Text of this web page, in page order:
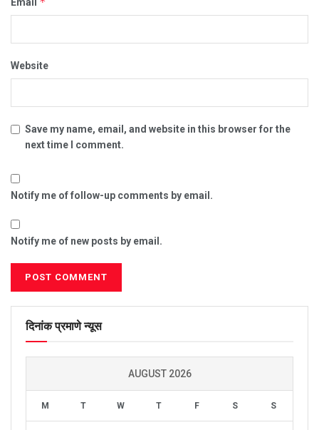
Website
Save my name, email, and website in this browser for the
next time I comment.
Notify me of follow-up comments by email.
Notify me of new posts by email.
दिनांक प्रमाणे न्यूस
AUGUST 2026
M T W T F S S